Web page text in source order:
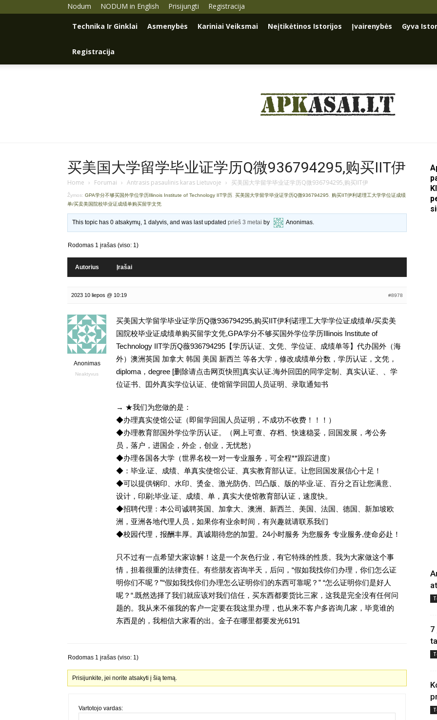
Nodum NODUM in English Prisijungti Registracija
Technika Ir Ginklai Asmenybės Kariniai Veiksmai Neįtikėtinos Istorijos Įvairenybės Gyva
Registracija
买美国大学留学毕业证学历Q微936794295,购买IIT伊
Home › Forumai › Antrasis pasaulinis karas Lietuvoje › 买美国大学留学毕业证学历Q微936794295,购买IIT伊
Žymos: GPA学分不够买国外学位学历Illinois Institute of Technology IIT学历 买美国大学留学毕业证学历Q微936794295
购买IIT伊利诺理工大学学位证成绩
单/买卖美国院校毕业证成绩单购买留学文凭
This topic has 0 atsakymų, 1 dalyvis, and was last updatedprieš 3 metai by Anonimas.
Rodomas 1 įrašas (viso: 1)
Autorius Įrašai
2023 10 liepos @ 10:19 #8978
Anonimas
Neaktyvus
买美国大学留学毕业证学历Q微936794295,购买IIT伊利诺理工大学学位证成绩单/买卖美
国院校毕业证成绩单购买留学文凭,GPA学分不够买国外学位学历Illinois Institute of
Technology IIT学历Q薇936794295【学历认证、文凭、学位证、成绩单等】代办国外（海
外）澳洲英国 加拿大 韩国 美国 新西兰 等各大学，修改成绩单分数，学历认证，文凭，
diploma，degree [删除请点击网页快照]真实认证.海外回囯的同学定制、真实认证、、学
位证书、囯外真实学位认证、使馆留学回囯人员证明、录取通知书
→ ★我们为您做的是：
◆办理真实使馆公证（即留学回国人员证明，不成功不收费！！！）
◆办理教育部国外学位学历认证。（网上可查、存档、快速稳妥，回国发展，考公务
员，落户，进国企，外企，创业，无忧愁）
◆办理各国各大学（世界名校一对一专业服务，可全程**跟踪进度）
◆：毕业.证、成绩、单真实使馆公证、真实教育部认证。让您回国发展信心十足！
◆可以提供钢印、水印、烫金、激光防伪、凹凸版、版的毕业.证、百分之百让您满意、
设计，印刷;毕业.证、成绩、单，真实大使馆教育部认证，速度快。
◆招聘代理：本公司诚聘英国、加拿大、澳洲、新西兰、美国、法国、德国、新加坡欧
洲，亚洲各地代理人员，如果你有业余时间，有兴趣就请联系我们
◆校园代理，报酬丰厚。真诚期待您的加盟。24小时服务 为您服务 专业服务,使命必赴！
只不过有一点希望大家谅解！这是一个灰色行业，有它特殊的性质。我为大家做这个事
情，担着很重的法律责任。有些朋友咨询半天，后问，“假如我找你们办理，你们怎么证
明你们不呢？”“假如我找你们办理怎么证明你们的东西可靠呢？” “怎么证明你们是好人
呢？“.既然选择了我们就应该对我们信任，买东西都要货比三家，这我是完全没有任何问
题的。我从来不催我的客户一定要在我这里办理，也从来不客户多咨询几家，毕竟谁的
东西是的，我相信大家看的出。金子在哪里都要发光6191
Rodomas 1 įrašas (viso: 1)
Prisijunkite, jei norite atsakyti į šią temą.
Vartotojo vardas:
7